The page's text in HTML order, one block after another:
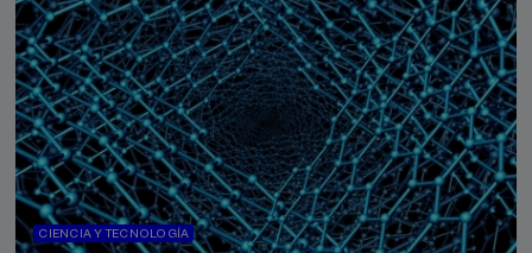
CIENCIA Y TECNOLOGÍA